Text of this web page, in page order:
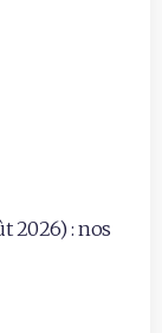
2026) : nos